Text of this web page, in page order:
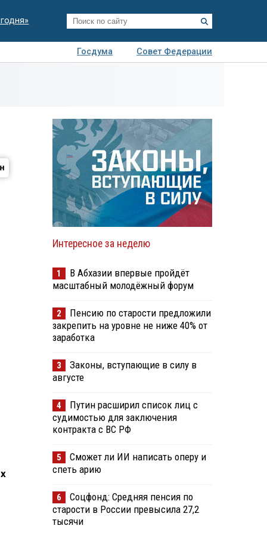
Госдума
Совет Федерации
Интересное за неделю
1
В Абхазии впервые пройдёт
масштабный молодёжный форум
2
Пенсию по старости предложили
закрепить на уровне не ниже 40% от
заработка
3
Законы, вступающие в силу в
августе
4
Путин расширил список лиц с
судимостью для заключения
контракта с ВС РФ
5
Сможет ли ИИ написать оперу и
спеть арию
6
Соцфонд: Средняя пенсия по
старости в России превысила 27,2
тысячи